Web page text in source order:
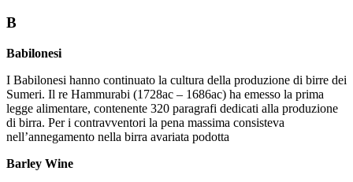
B
Babilonesi
I Babilonesi hanno continuato la cultura della produzione di birre dei
Sumeri. Il re Hammurabi (1728ac – 1686ac) ha emesso la prima
legge alimentare, contenente 320 paragrafi dedicati alla produzione
di birra. Per i contravventori la pena massima consisteva
nell’annegamento nella birra avariata podotta
Barley Wine